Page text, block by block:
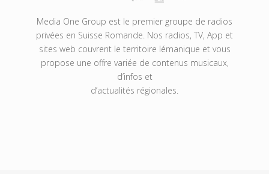
Media One Group est le premier groupe de radios
privées en Suisse Romande. Nos radios, TV, App et
sites web couvrent le territoire lémanique et vous
propose une offre variée de contenus musicaux,
d’infos et
d’actualités régionales.